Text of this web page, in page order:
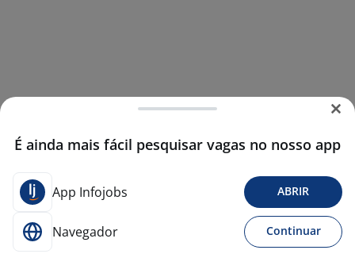
É ainda mais fácil pesquisar vagas no nosso app
App Infojobs ABRIR
Navegador Continuar